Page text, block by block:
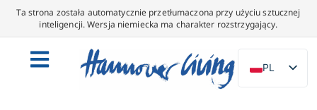
Ta strona została automatycznie przetłumaczona przy użyciu sztucznej
inteligencji. Wersja niemiecka ma charakter rozstrzygający.
PL
DE